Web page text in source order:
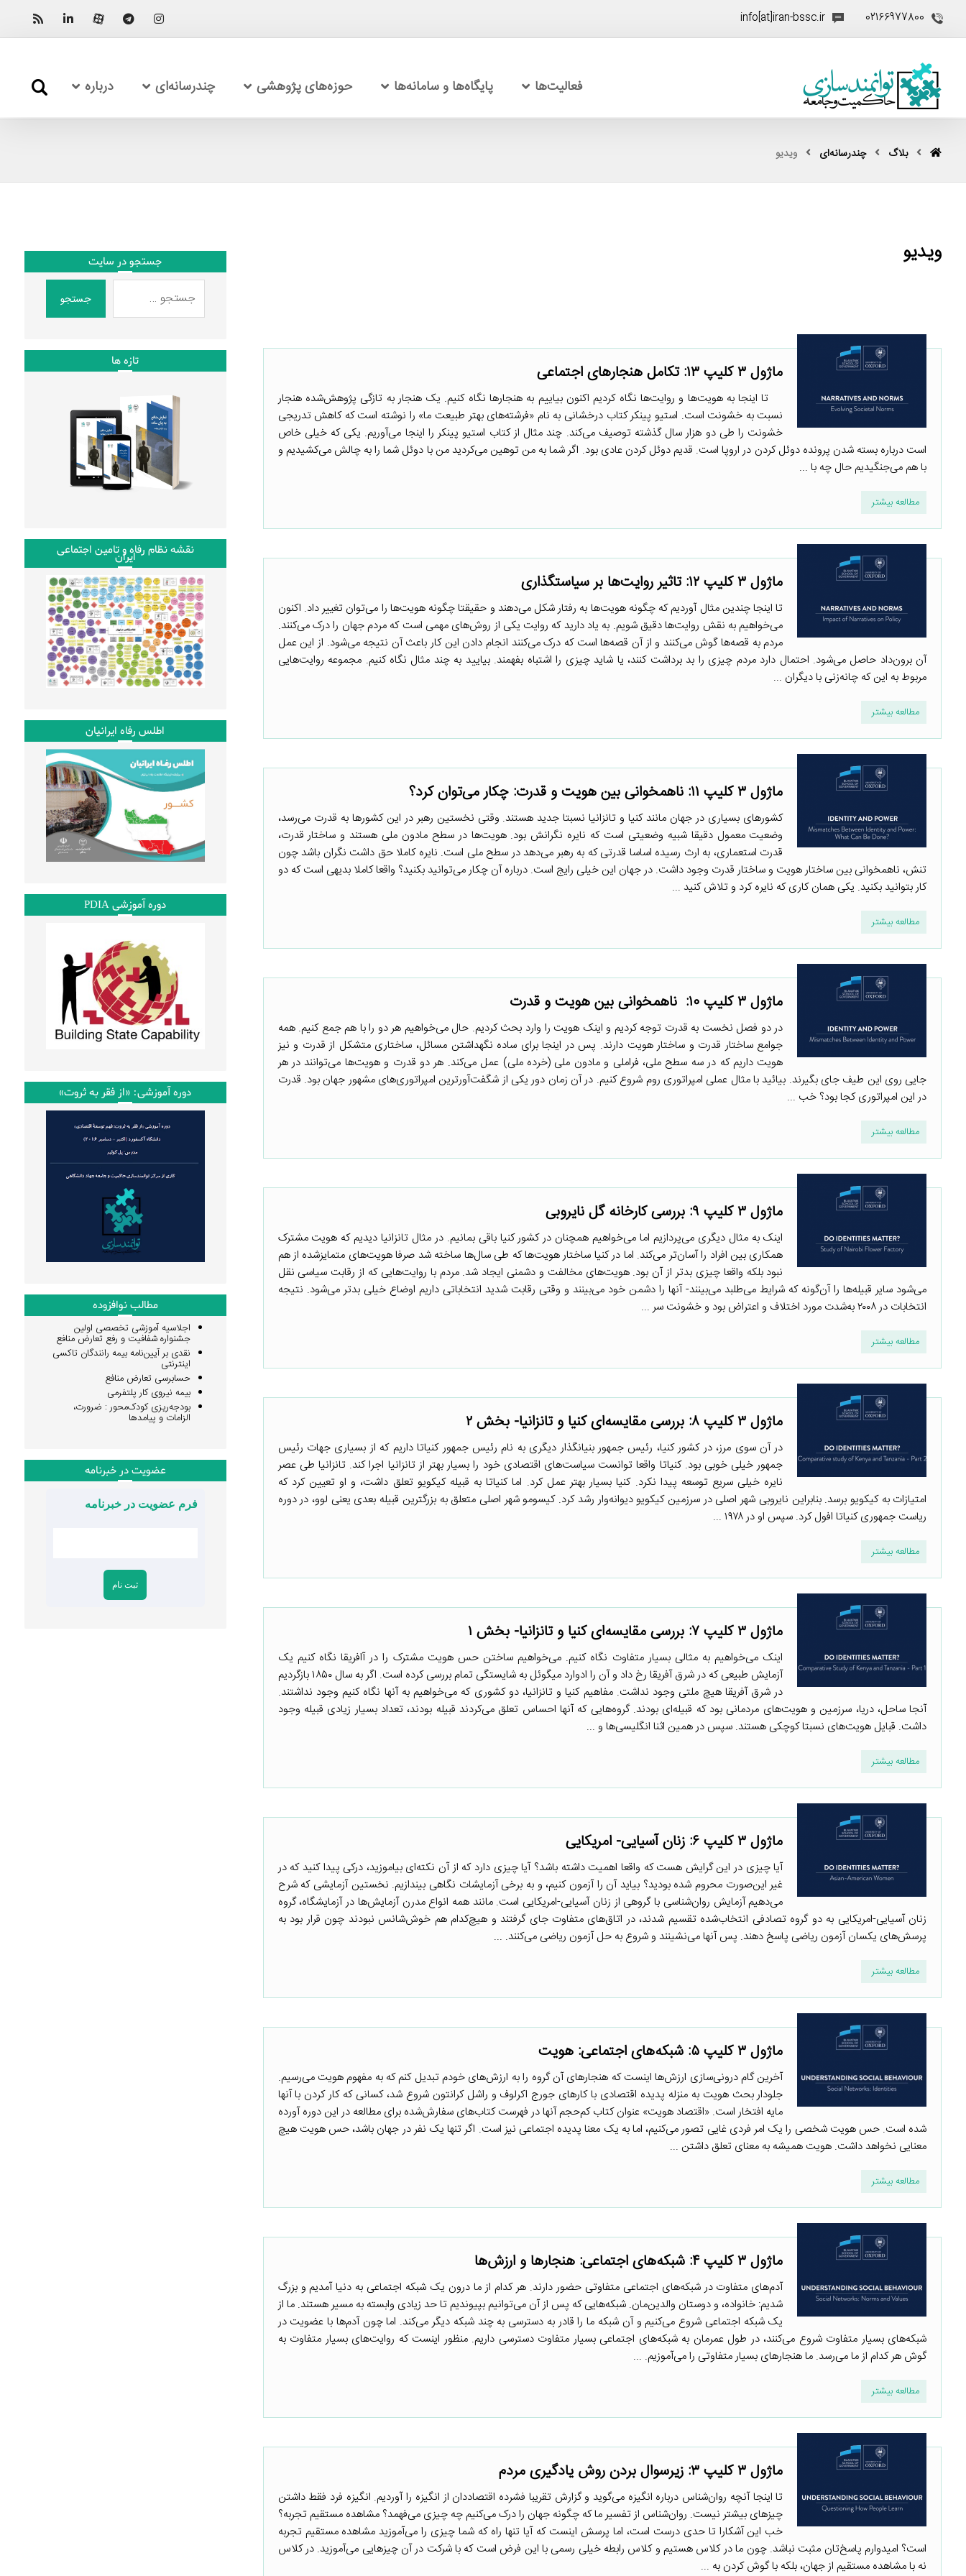
02166977800
info[at]iran-bssc.ir
فعالیت‌ها پایگاه‌ها و سامانه‌ها حوزه‌های پژوهشی چندرسانه‌ای درباره
بلاگ چندرسانه‌ای ویدیو
ویدیو
ماژول ۳ کلیپ ۱۳: تکامل هنجارهای اجتماعی
تا اینجا به هویت‌ها و روایت‌ها نگاه کردیم اکنون بیاییم به هنجارها نگاه کنیم. یک هنجار به تازگی پژوهش‌شده هنجار
نسبت به خشونت است. استیو پینکر کتاب درخشانی به نام «فرشته‌های بهتر طبیعت ما» را نوشته است که کاهش تدریجی
خشونت را طی دو هزار سال گذشته توصیف می‌کند. چند مثال از کتاب استیو پینکر را اینجا می‌آوریم. یکی که خیلی خاص
است درباره بسته شدن پرونده دوئل کردن در اروپا است. قدیم دوئل کردن عادی بود. اگر شما به من توهین می‌کردید من با دوئل شما را به چالش می‌کشیدیم و
با هم می‌جنگیدیم حال چه با ...
مطالعه بیشتر
ماژول ۳ کلیپ ۱۲: تاثیر روایت‌ها بر سیاستگذاری
تا اینجا چندین مثال آوردیم که چگونه هویت‌ها به رفتار شکل می‌دهند و حقیقتا چگونه هویت‌ها را می‌توان تغییر داد. اکنون
می‌خواهیم به نقش روایت‌ها دقیق شویم. به یاد دارید که روایت یکی از روش‌های مهمی است که مردم جهان را درک می‌کنند.
مردم به قصه‌ها گوش می‌کنند و از آن قصه‌ها است که درک می‌کنند انجام دادن این کار باعث آن نتیجه می‌شود. از این عمل
آن برون‌داد حاصل می‌شود. احتمال دارد مردم چیزی را بد برداشت کنند، یا شاید چیزی را اشتباه بفهمند. بیایید به چند مثال نگاه کنیم. مجموعه روایت‌هایی
مربوط به این که چانه‌زنی با دیگران ...
مطالعه بیشتر
ماژول ۳ کلیپ ۱۱: ناهمخوانی بین هویت و قدرت: چکار می‌توان کرد؟
کشورهای بسیاری در جهان مانند کنیا و تانزانیا نسبتا جدید هستند. وقتی نخستین رهبر در این کشورها به قدرت می‌رسد،
وضعیت معمول دقیقا شبیه وضعیتی است که نایره نگرانش بود. هویت‌ها در سطح مادون ملی هستند و ساختار قدرت،
قدرت استعماری، به ارث رسیده اساسا قدرتی که به رهبر می‌دهد در سطح ملی است. نایره کاملا حق داشت نگران باشد چون
تنش، ناهمخوانی بین ساختار هویت و ساختار قدرت وجود داشت. در جهان این خیلی رایج است. درباره آن چکار می‌توانید بکنید؟ واقعا کاملا بدیهی است که دو
کار بتوانید بکنید. یکی همان کاری که نایره کرد و تلاش کنید ...
مطالعه بیشتر
ماژول ۳ کلیپ ۱۰: ناهمخوانی بین هویت و قدرت
در دو فصل نخست به قدرت توجه کردیم و اینک هویت را وارد بحث کردیم. حال می‌خواهیم هر دو را با هم جمع کنیم. همه
جوامع ساختار قدرت و ساختار هویت دارند. پس در اینجا برای ساده نگهداشتن مسائل، ساختاری متشکل از قدرت و نیز
هویت داریم که در سه سطح ملی، فراملی و مادون ملی (خرده ملی) عمل می‌کند. هر دو قدرت و هویت‌ها می‌توانند در هر
جایی روی این طیف جای بگیرند. بیائید با مثال عملی امپراتوری روم شروع کنیم. در آن زمان دور یکی از شگفت‌آورترین امپراتوری‌های مشهور جهان بود. قدرت
در این امپراتوری کجا بود؟ خب ...
مطالعه بیشتر
ماژول ۳ کلیپ ۹: بررسی کارخانه گل نایروبی
اینک به مثال دیگری می‌پردازیم اما می‌خواهیم همچنان در کشور کنیا باقی بمانیم. در مثال تانزانیا دیدیم که هویت مشترک
همکاری بین افراد را آسان‌تر می‌کند. اما در کنیا ساختار هویت‌ها که طی سال‌ها ساخته شد صرفا هویت‌های متمایزشده از هم
نبود بلکه واقعا چیزی بدتر از آن بود. هویت‌های مخالفت و دشمنی ایجاد شد. مردم با روایت‌هایی که از رقابت سیاسی نقل
می‌شود سایر قبیله‌ها را آن‌گونه که شرایط می‌طلبد می‌بینند- آنها را دشمن خود می‌بینند و وقتی رقابت شدید انتخاباتی داریم اوضاع خیلی بدتر می‌شود. نتیجه
انتخابات در ۲۰۰۸ به‌شدت مورد اختلاف و اعتراض بود و خشونت سر ...
مطالعه بیشتر
ماژول ۳ کلیپ ۸: بررسی مقایسه‌‌ای کنیا و تانزانیا- بخش ۲
در آن سوی مرز، در کشور کنیا، رئیس جمهور بنیانگذار دیگری به نام رئیس جمهور کنیاتا داریم که از بسیاری جهات رئیس
جمهور خیلی خوبی بود. کنیاتا واقعا توانست سیاست‌های اقتصادی خود را بسیار بهتر از تانزانیا اجرا کند. تانزانیا طی عصر
نایره خیلی سریع توسعه پیدا نکرد. کنیا بسیار بهتر عمل کرد. اما کنیاتا به قبیله کیکویو تعلق داشت، و او تعیین کرد که
امتیازات به کیکویو برسد. بنابراین نایروبی شهر اصلی در سرزمین کیکویو دیوانه‌وار رشد کرد. کیسومو شهر اصلی متعلق به بزرگترین قبیله بعدی یعنی لوو، در دوره
ریاست جمهوری کنیاتا افول کرد. سپس او در ۱۹۷۸ ...
مطالعه بیشتر
ماژول ۳ کلیپ ۷: بررسی مقایسه‌‌ای کنیا و تانزانیا- بخش ۱
اینک می‌خواهیم به مثالی بسیار متفاوت نگاه کنیم. می‌خواهیم ساختن حس هویت مشترک را در آافریقا نگاه کنیم یک
آزمایش طبیعی که در شرق آفریقا رخ داد و آن را ادوارد میگوئل به شایستگی تمام بررسی کرده است. اگر به سال ۱۸۵۰ بازگردیم
در شرق آفریقا هیچ ملتی وجود نداشت. مفاهیم کنیا و تانزانیا، دو کشوری که می‌خواهیم به آنها نگاه کنیم وجود نداشتند.
آنجا ساحل، دریا، سرزمین و هویت‌های مردمانی بود که قبیله‌‌ای بودند. گروه‌هایی که آنها احساس تعلق می‌کردند قبیله بودند، تعداد بسیار زیادی قبیله وجود
داشت. قبایل هویت‌های نسبتا کوچکی هستند. سپس در همین اثنا انگلیسی‌ها و ...
مطالعه بیشتر
ماژول ۳ کلیپ ۶: زنان آسیایی- امریکایی
آیا چیزی در این گرایش هست که واقعا اهمیت داشته باشد؟ آیا چیزی دارد که از آن نکته‌‌ای بیاموزید، درکی پیدا کنید که در
غیر این‌صورت محروم شده بودید؟ بیاید آن را آزمون کنیم، و به برخی آزمایشات نگاهی بیندازیم. نخستین آزمایشی که شرح
می‌دهیم آزمایش روان‌شناسی با گروهی از زنان آسیایی-امریکایی است. مانند همه انواع مدرن آزمایش‌ها در آزمایشگاه، گروه
زنان آسیایی-امریکایی به دو گروه تصادفی انتخاب‌شده تقسیم شدند، در اتاق‌های متفاوت جای گرفتند و هیچ‌کدام هم خوش‌شانس نبودند چون قرار بود به
پرسش‌های یکسان آزمون ریاضی پاسخ دهند. پس آنها می‌نشینند و شروع به حل آزمون ریاضی می‌کنند. ...
مطالعه بیشتر
ماژول ۳ کلیپ ۵: شبکه‌های اجتماعی: هویت
آخرین گام درونی‌سازی ارزش‌ها اینست که هنجارهای آن گروه را به ارزش‌های خودم تبدیل کنم که به مفهوم هویت می‌رسیم.
جلودار بحث هویت به منزله پدیده اقتصادی با کارهای جورج اکرلوف و راشل کرانتون شروع شد، کسانی که کار کردن با آنها
مایه افتخار است. «اقتصاد هویت» عنوان کتاب کم‌حجم آنها در فهرست کتاب‌های سفارش‌شده برای مطالعه در این دوره آورده
شده است. حس هویت شخصی را یک امر فردی غایی تصور می‌کنیم، اما به یک معنا پدیده اجتماعی نیز است. اگر تنها یک نفر در جهان باشد، حس هویت هیچ
معنایی نخواهد داشت. هویت همیشه به معنای تعلق داشتن ...
مطالعه بیشتر
ماژول ۳ کلیپ ۴: شبکه‌های اجتماعی: هنجارها و ارزش‌ها
آدم‌های متفاوت در شبکه‌های اجتماعی متفاوتی حضور دارند. هر کدام از ما درون یک شبکه اجتماعی به دنیا آمدیم و بزرگ
شدیم: خانواده، و دوستان والدین‌مان. شبکه‌هایی که پس از آن می‌توانیم بپیوندیم تا حد زیادی وابسته به مسیر هستند. ما از
یک شبکه اجتماعی شروع می‌کنیم و آن شبکه ما را قادر به دسترسی به چند شبکه دیگر می‌کند. اما چون آدم‌ها با عضویت در
شبکه‌های بسیار متفاوت شروع می‌کنند، در طول عمرمان به شبکه‌های اجتماعی بسیار متفاوت دسترسی داریم. منظور اینست که روایت‌های بسیار متفاوت به
گوش هر کدام از ما می‌رسد. ما هنجارهای بسیار متفاوتی را می‌آموزیم. ...
مطالعه بیشتر
ماژول ۳ کلیپ ۳: زیرسوال بردن روش یادگیری مردم
تا اینجا آنچه روان‌شناس درباره انگیزه می‌گوید و گزارش تقریبا فشرده اقتصاددان از انگیزه را آوردیم. انگیزه فرد فقط داشتن
چیزهای بیشتر نیست. روان‌شناس از تفسیر ما که چگونه جهان را درک می‌کنیم چه چیزی می‌فهمد؟ مشاهده مستقیم تجربه؟
خب این آشکارا تا حدی درست است، اما پرسش اینست که آیا تنها راه که شما چیزی را می‌آموزید مشاهده مستقیم تجربه
است؟ امیدوارم پاسخ‌تان مثبت نباشد. چون ما در کلاس هستیم و کلاس رابطه خیلی رسمی با این فرض است که با شرکت در آن چیزهایی می‌آموزید. در کلاس
نه با مشاهده مستقیم از جهان، بلکه با گوش کردن به ...
جستجو در سایت
جستجو
تازه ها
نقشه نظام رفاه و تامین اجتماعی
ایران
اطلس رفاه ایرانیان
دوره آموزشی PDIA
دوره آموزشی: «از فقر به ثروت»
مطالب نوافزوده
اجلاسیه آموزشی تخصصی اولین
جشنواره شفافیت و رفع تعارض منافع
نقدی بر آیین‌نامه بیمه رانندگان تاکسی
اینترنتی
حسابرسی تعارض منافع
بیمه نیروی کار پلتفرمی
بودجه‌ریزی کودک‌محور : ضرورت،
الزامات و پیامدها
عضویت در خبرنامه
فرم عضویت در خبرنامه